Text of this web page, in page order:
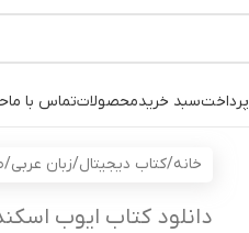
پرداختسبد خریدمحصولاتتماس با ما
خانه/کتاب دیجیتال/زبان عربی/
دانلود کتاب ایوب